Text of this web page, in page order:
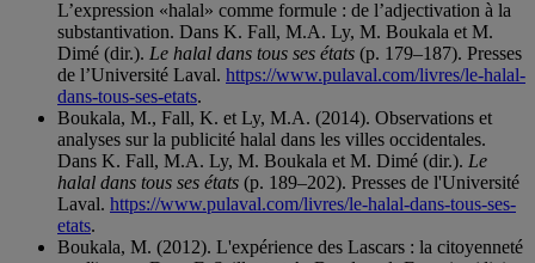
L’expression «halal» comme formule : de l’adjectivation à la
substantivation. Dans K. Fall, M.A. Ly, M. Boukala et M.
Dimé (dir.). Le halal dans tous ses états (p. 179–187). Presses
de l’Université Laval. https://www.pulaval.com/livres/le-halal-
dans-tous-ses-etats.
Boukala, M., Fall, K. et Ly, M.A. (2014). Observations et
analyses sur la publicité halal dans les villes occidentales.
Dans K. Fall, M.A. Ly, M. Boukala et M. Dimé (dir.). Le
halal dans tous ses états (p. 189–202). Presses de l'Université
Laval. https://www.pulaval.com/livres/le-halal-dans-tous-ses-
etats.
Boukala, M. (2012). L'expérience des Lascars : la citoyenneté